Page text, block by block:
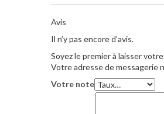
Avis
Il n’y pas encore d’avis.
Soyez le premier à laisser
Votre adresse de messagerie
Votre note